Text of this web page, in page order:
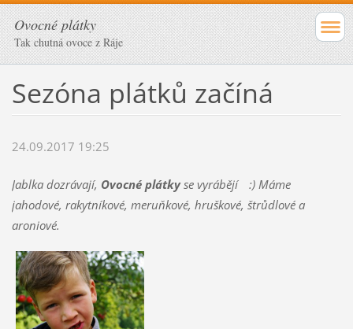
Ovocné plátky
Tak chutná ovoce z Ráje
Sezóna plátků začíná
24.09.2017 19:25
Jablka dozrávají, Ovocné plátkyse vyrábějí :)Máme
jahodové, rakytníkové, meruňkové, hruškové, štrůdlové a
aroniové.